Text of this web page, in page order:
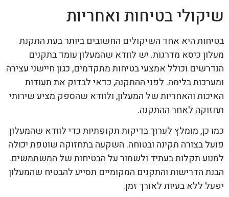
שיקולי בטיחות ואחריות
בטיחות היא אחד השיקולים החשובים ביותר בעת התקנת
מעלון כיסא מדרגות. יש לוודא שהמעלון עומד בתקנים
הנדרשים וכולל אמצעי בטיחות מתקדמים, כגון חיישני עצירה
ומערכות בלימה. לפני ההתקנה, כדאי לבדוק את תעודות
האיכות והאחריות של המעלון, ולוודא שהספק מציע שירותי
תחזוקה לאחר ההתקנה.
כמו כן, מומלץ לערוך בדיקות תקופתיות כדי לוודא שהמעלון
פועל בצורה תקינה ובטוחה. השקעה בתחזוקה שוטפת יכולה
למנוע תקלות בעתיד ולשמור על הבטיחות של המשתמשים.
הבנת הדרישות והתקנים המקומיים תסייע להבטיח שהמעלון
יפעל ללא בעיות לאורך זמן.